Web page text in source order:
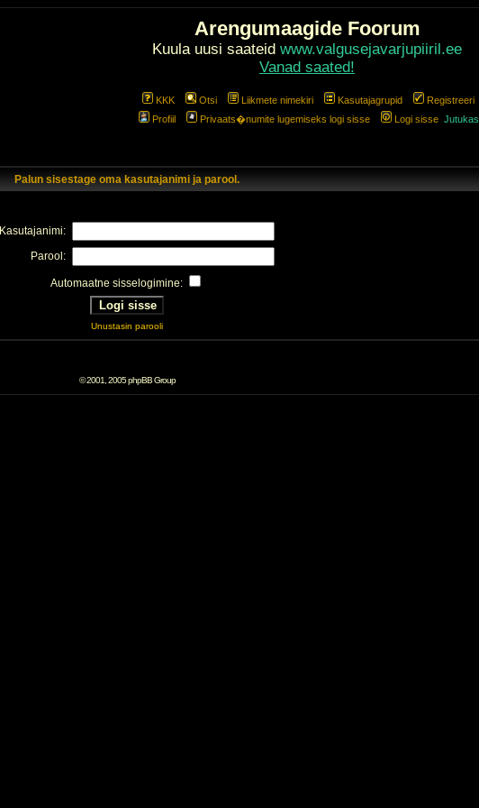
Arengumaagide Foorum
Kuula uusi saateid www.valgusejavarjupiiril.ee
Vanad saated!
KKK Otsi Liikmete nimekiri Kasutajagrupid
Registreeri
Profiil
Privaats�numite lugemiseks logi sisse Logi sisse Jutukas
Palun sisestage oma kasutajanimi ja parool.
Kasutajanimi:
Parool:
Automaatne sisselogimine:
Unustasin parooli
© 2001, 2005 phpBB Group